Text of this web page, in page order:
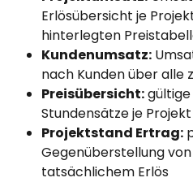
Erlösübersicht je
hinterlegten
Kundenumsatz:
nach Kunden über alle
Preisübersicht:
Stundensätze je Projekt
Projektstand Ertrag:
Gegenüberstellung
tatsächlichem Erlös